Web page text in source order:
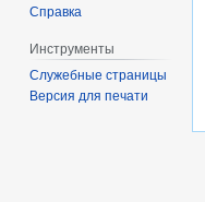
Справка
Инструменты
Служебные страницы
Версия для печати